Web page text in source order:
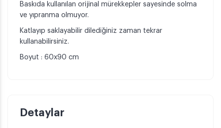
Baskıda kullanılan orijinal mürekkepler sayesinde solma
ve yıpranma olmuyor.
Katlayıp saklayabilir dilediğiniz zaman tekrar
kullanabilirsiniz.
Boyut : 60x90 cm
Detaylar